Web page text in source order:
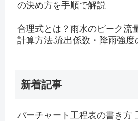
の決め方を手順で解説
合理式とは？雨水のピーク流
計算方法,流出係数・降雨強度
新着記事
バーチャート工程表の書き方